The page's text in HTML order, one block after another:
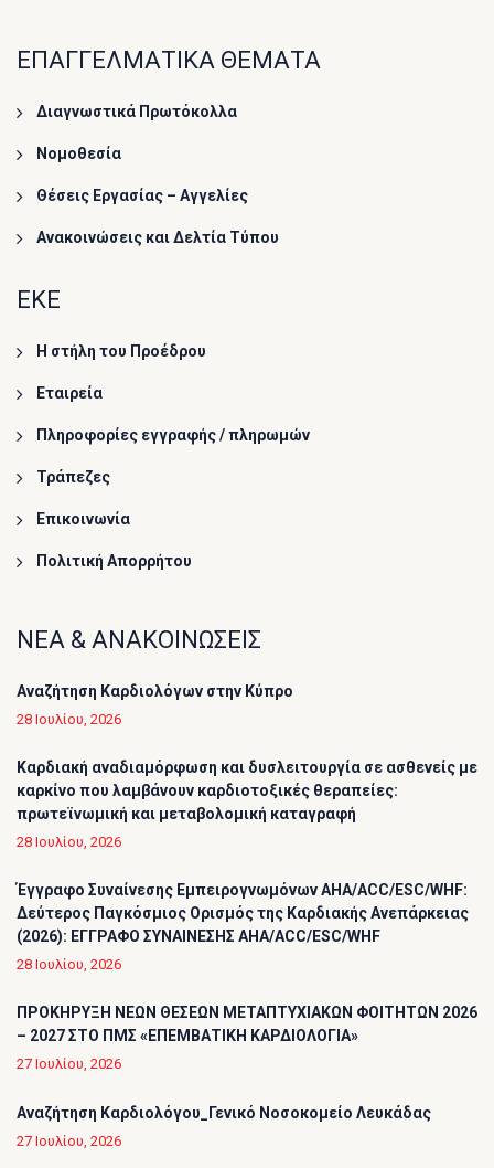
ΕΠΑΓΓΕΛΜΑΤΙΚΑ ΘΕΜΑΤΑ
Διαγνωστικά Πρωτόκολλα
Νομοθεσία
Θέσεις Εργασίας – Αγγελίες
Ανακοινώσεις και Δελτία Τύπου
ΕΚΕ
Η στήλη του Προέδρου
Εταιρεία
Πληροφορίες εγγραφής / πληρωμών
Τράπεζες
Επικοινωνία
Πολιτική Απορρήτου
ΝΕΑ & ΑΝΑΚΟΙΝΩΣΕΙΣ
Αναζήτηση Καρδιολόγων στην Κύπρο
28 Ιουλίου, 2026
Καρδιακή αναδιαμόρφωση και δυσλειτουργία σε ασθενείς με
καρκίνο που λαμβάνουν καρδιοτοξικές θεραπείες:
πρωτεϊνωμική και μεταβολομική καταγραφή
28 Ιουλίου, 2026
Έγγραφο Συναίνεσης Εμπειρογνωμόνων AHA/ACC/ESC/WHF:
Δεύτερος Παγκόσμιος Ορισμός της Καρδιακής Ανεπάρκειας
(2026): ΕΓΓΡΑΦΟ ΣΥΝΑΙΝΕΣΗΣ AHA/ACC/ESC/WHF
28 Ιουλίου, 2026
ΠΡΟΚΗΡΥΞΗ ΝΕΩΝ ΘΕΣΕΩΝ ΜΕΤΑΠΤΥΧΙΑΚΩΝ ΦΟΙΤΗΤΩΝ 2026
– 2027 ΣΤΟ ΠΜΣ «ΕΠΕΜΒΑΤΙΚΗ ΚΑΡΔΙΟΛΟΓΙΑ»
27 Ιουλίου, 2026
Αναζήτηση Καρδιολόγου_Γενικό Νοσοκομείο Λευκάδας
27 Ιουλίου, 2026